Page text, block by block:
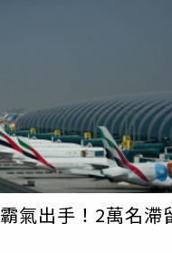
氣出手！2萬名滯